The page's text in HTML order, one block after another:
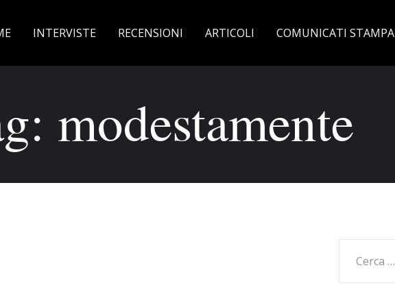
INTERVISTE RECENSIONI ARTICOLI COMUNICATI STAMPA
modestamente
per: